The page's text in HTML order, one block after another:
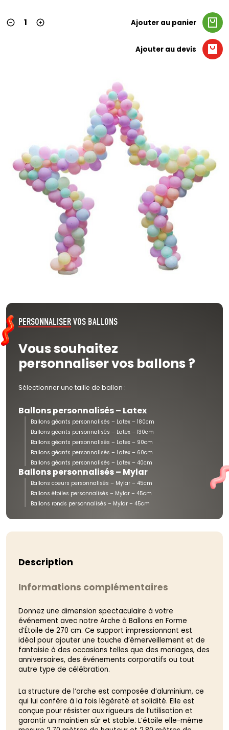
PERSONNALISERVOS BALLONS
Vous souhaitez
personnaliser vos ballons ?
Sélectionner une taille de ballon :
Ballons personnalisés – Latex
Ballons géants personnalisés – Latex – 180cm
Ballons géants personnalisés – Latex – 130cm
Ballons géants personnalisés – Latex – 90cm
Ballons géants personnalisés – Latex – 60cm
Ballons géants personnalisés – Latex – 40cm
Ballons personnalisés – Mylar
Ballons coeurs personnalisés – Mylar – 45cm
Ballons étoiles personnalisés – Mylar – 45cm
Ballons ronds personnalisés – Mylar – 45cm
Ajouter au panier
Ajouter au devis
Description
Informations complémentaires
Donnez une dimension spectaculaire à votre
événement avec notre Arche à Ballons en Forme
d’Étoile de 270 cm. Ce support impressionnant est
idéal pour ajouter une touche d’émerveillement et de
fantaisie à des occasions telles que des mariages, des
anniversaires, des événements corporatifs ou tout
autre type de célébration.
La structure de l’arche est composée d’aluminium, ce
qui lui confère à la fois légèreté et solidité. Elle est
conçue pour résister aux rigueurs de l’utilisation et
garantir un maintien sûr et stable. L’étoile elle-même